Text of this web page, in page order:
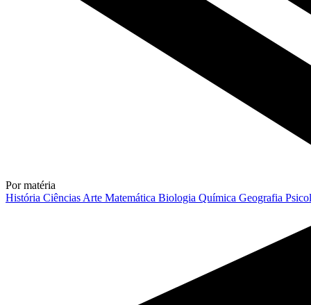
Por matéria
História Ciências Arte Matemática Biologia Química Geografia